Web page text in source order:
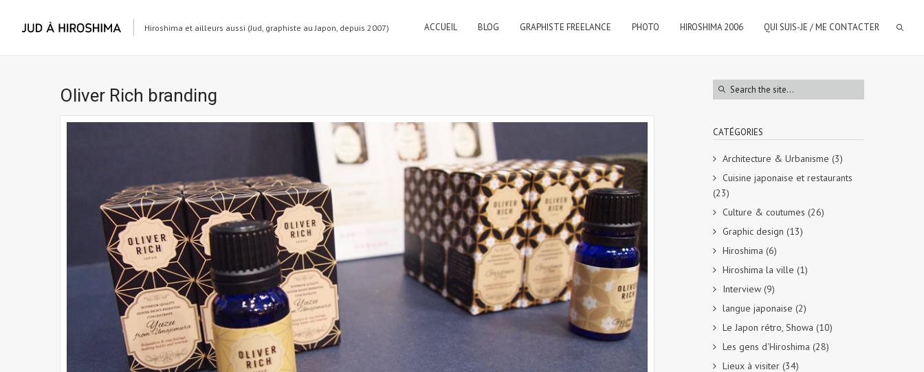
Hiroshima et ailleurs aussi (Jud, graphiste au Japon, depuis 2007) ACCUEIL BLOG GRAPHISTE FREELANCE PHOTO HIROSHIMA 2006 QUI SUIS-JE / ME CONTACTER
Oliver Rich branding
CATÉGORIES
Architecture & Urbanisme (3)
Cuisine japonaise et restaurants
(23)
Culture & coutumes (26)
Graphic design (13)
Hiroshima (6)
Hiroshima la ville (1)
Interview (9)
langue japonaise (2)
Le Japon rétro, Showa (10)
Les gens d'Hiroshima (28)
Lieux à visiter (34)